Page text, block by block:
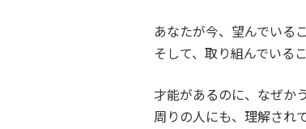
あなたが今、望んでいるこ
そして、取り組んでいる
才能があるのに、なぜか
周りの人にも、理解され